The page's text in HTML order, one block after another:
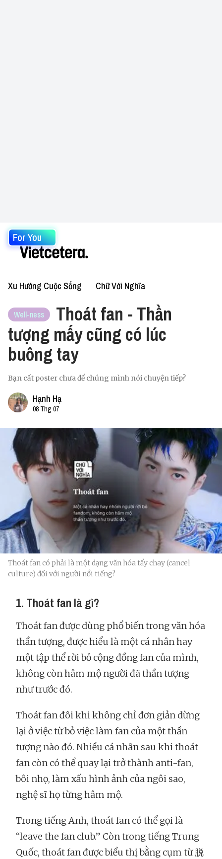
For You
Xu Hướng Cuộc Sống Chữ Với Nghĩa
Well-ness
Thoát fan - Thần
tượng mấy cũng có lúc
buông tay
Bạn cất poster chưa để chúng mình nói chuyện tiếp?
Hạnh Hạ
08 Thg 07
Thoát fan có phải là một dạng văn hóa tẩy chay (cancel
culture) đối với người nổi tiếng?
1. Thoát fan là gì?
Thoát fan được dùng phổ biến trong văn hóa
thần tượng, được hiểu là một cá nhân hay
một tập thể rời bỏ cộng đồng fan của mình,
không còn hâm mộ người đã thần tượng
như trước đó.
Thoát fan đôi khi không chỉ đơn giản dừng
lại ở việc từ bỏ việc làm fan của một thần
tượng nào đó. Nhiều cá nhân sau khi thoát
fan còn có thể quay lại trở thành anti-fan,
bôi nhọ, làm xấu hình ảnh của ngôi sao,
nghệ sĩ họ từng hâm mộ.
Trong tiếng Anh, thoát fan có thể gọi là
“leave the fan club.” Còn trong tiếng Trung
Quốc, thoát fan được biểu thị bằng cụm từ 脱